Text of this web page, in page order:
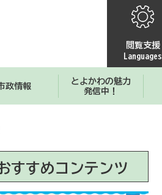
閲覧支援
Languages
政情報
とよかわの魅力
発信中！
すすめコンテンツ